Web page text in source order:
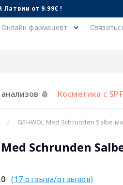
Латвии от 9.99€ !
Онлайн фармацевт
🩸 Косметика с
GEHWOL Med Schrunden Salbe
Med Schrunden
(17 отзыва/отзывов)